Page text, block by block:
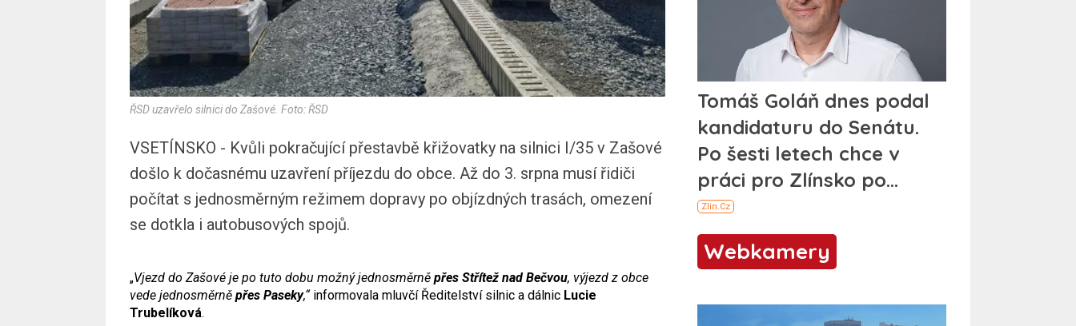
ŘSD uzavřelo silnici do Zašové. Foto: ŘSD
VSETÍNSKO - Kvůli pokračující přestavbě křižovatky na silnici I/35 v Zašové
došlo k dočasnému uzavření příjezdu do obce. Až do 3. srpna musí řidiči
počítat s jednosměrným režimem dopravy po objízdných trasách, omezení
se dotkla i autobusových spojů.
„Vjezd do Zašové je po tuto dobu možný jednosměrně přes Střítež nad Bečvou, výjezd z obce
vede jednosměrně přes Paseky,“informovala mluvčí Ředitelství silnic a dálnic Lucie
Trubelíková.
Webkamery